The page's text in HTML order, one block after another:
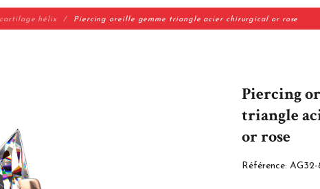
hélix Piercing oreille gemme triangle acier chirurgical or rose
Piercing
triangle
or rose
Référence: